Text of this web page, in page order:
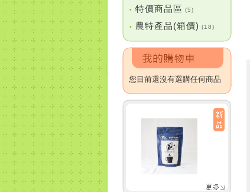
• 特價商品區 (5)
• 農特產品(箱價) (18)
您目前還沒有選購任何商品